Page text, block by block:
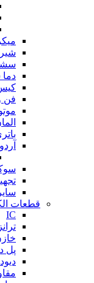
کیس
فن
قطعات
IC
پل
دیود